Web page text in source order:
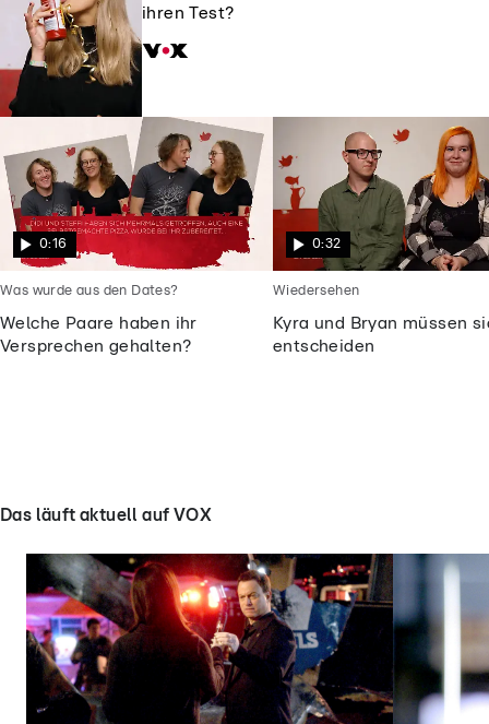
ihren Test?
0:16
Welche Paare haben ihr
Versprechen gehalten?
Was wurde aus den Dates?
0:32
Kyra und Bryan müssen
entscheiden
Wiedersehen
Das läuft aktuell auf VOX